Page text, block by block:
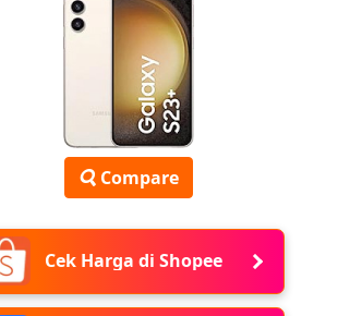
Compare
Cek Harga di Shopee